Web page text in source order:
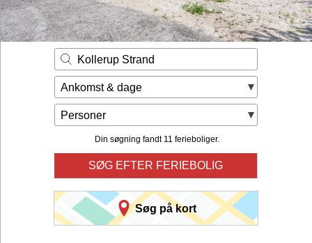
Udlejning af sommerhus
Ejer
Kollerup Strand
Ankomst & dage
Personer
Din søgning fandt 11 ferieboliger.
SØG EFTER FERIEBOLIG
Søg på kort